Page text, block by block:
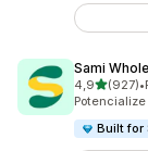
Sami
4,9de 5(927)
927 •
Built for